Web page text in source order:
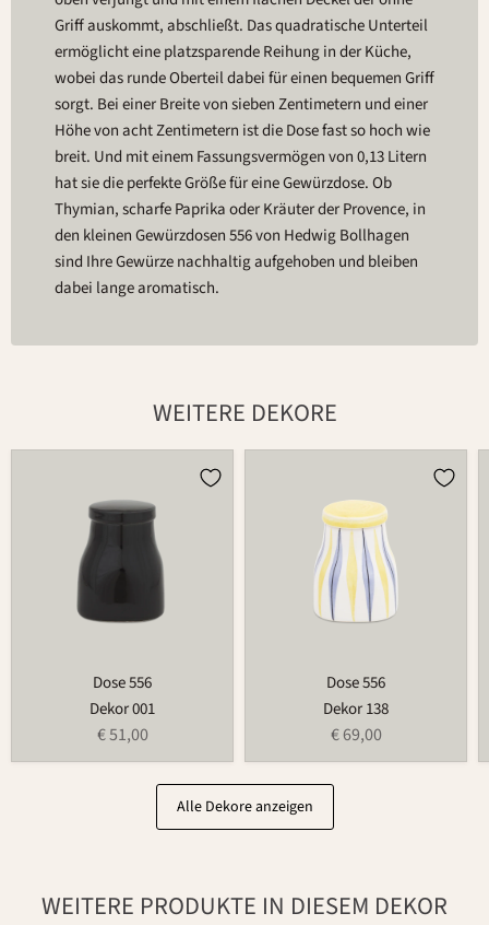
Griff auskommt, abschließt. Das quadratische Unterteil
ermöglicht eine platzsparende Reihung in der Küche,
wobei das runde Oberteil dabei für einen bequemen Griff
sorgt. Bei einer Breite von sieben Zentimetern und einer
Höhe von acht Zentimetern ist die Dose fast so hoch wie
breit. Und mit einem Fassungsvermögen von 0,13 Litern
hat sie die perfekte Größe für eine Gewürzdose. Ob
Thymian, scharfe Paprika oder Kräuter der Provence, in
den kleinen Gewürzdosen 556 von Hedwig Bollhagen
sind Ihre Gewürze nachhaltig aufgehoben und bleiben
dabei lange aromatisch.
WEITERE DEKORE
Dose 556
Dekor 001
€ 51,00
Dose 556
Dekor 138
€ 69,00
Alle Dekore anzeigen
WEITERE PRODUKTE IN DIESEM DEKOR